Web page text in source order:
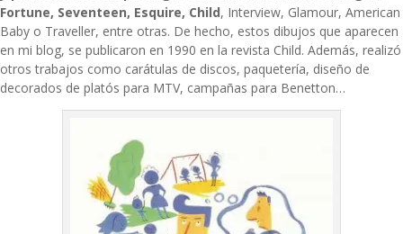
Fortune, Seventeen, Esquire, Child, Interview, Glamour, American
Baby o Traveller, entre otras. De hecho, estos dibujos que aparecen
en mi blog, se publicaron en 1990 en la revista Child. Además, realizó
otros trabajos como carátulas de discos, paquetería, diseño de
decorados de platós para MTV, campañas para Benetton…